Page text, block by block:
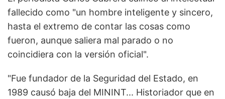
fallecido como "un hombre inteligente y sincero,
hasta el extremo de contar las cosas como
fueron, aunque saliera mal parado o no
coincidiera con la versión oficial".
"Fue fundador de la Seguridad del Estado, en
1989 causó baja del MININT... Historiador que en